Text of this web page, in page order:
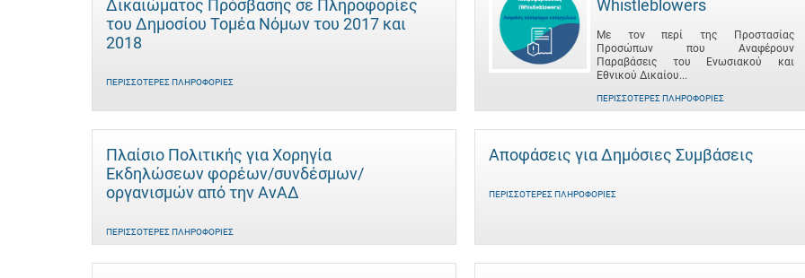
Δικαιώματος Πρόσβασης σε Πληροφορίες
του Δημοσίου Τομέα Νόμων του 2017 και
2018
ΠΕΡΙΣΣΌΤΕΡΕΣ ΠΛΗΡΟΦΟΡΊΕΣ
Whistleblowers
Με τον περί της Προστασίας
Προσώπων που Αναφέρουν
Παραβάσεις του Ενωσιακού και
Εθνικού Δικαίου...
ΠΕΡΙΣΣΌΤΕΡΕΣ ΠΛΗΡΟΦΟΡΊΕΣ
Πλαίσιο Πολιτικής για Χορηγία
Εκδηλώσεων φορέων/συνδέσμων/
οργανισμών από την ΑνΑΔ
ΠΕΡΙΣΣΌΤΕΡΕΣ ΠΛΗΡΟΦΟΡΊΕΣ
Αποφάσεις για Δημόσιες Συμβάσεις
ΠΕΡΙΣΣΌΤΕΡΕΣ ΠΛΗΡΟΦΟΡΊΕΣ